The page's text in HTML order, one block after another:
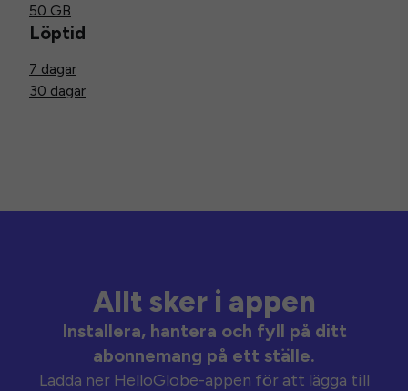
50 GB
Löptid
7 dagar
30 dagar
Allt sker i appen
Installera, hantera och fyll på ditt
abonnemang på ett ställe.
Ladda ner HelloGlobe-appen för att lägga till